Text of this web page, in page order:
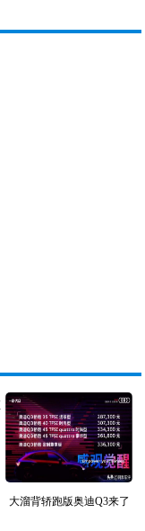
大溜背轿跑版奥迪Q3来了